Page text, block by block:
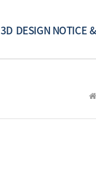
3D DESIGN NOTICE